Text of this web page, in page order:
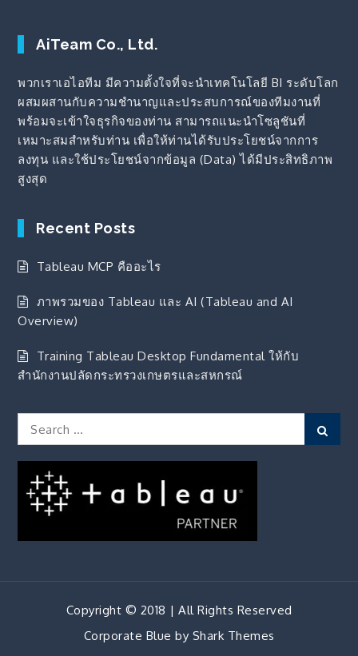
AiTeam Co., Ltd.
พวกเราเอไอทีม มีความตั้งใจที่จะนำเทคโนโลยี BI ระดับโลก
ผสมผสานกับความชำนาญและประสบการณ์ของทีมงานที่
พร้อมจะเข้าใจธุรกิจของท่าน สามารถแนะนำโซลูชันที่
เหมาะสมสำหรับท่าน เพื่อให้ท่านได้รับประโยชน์จากการ
ลงทุน และใช้ประโยชน์จากข้อมูล (Data) ได้มีประสิทธิภาพ
สูงสุด
Recent Posts
Tableau MCP คืออะไร
ภาพรวมของ Tableau และ AI (Tableau and AI
Overview)
Training Tableau Desktop Fundamental ให้กับ
สำนักงานปลัดกระทรวงเกษตรและสหกรณ์
Search
for:
Copyright © 2018 | All Rights Reserved
Corporate Blue by Shark Themes